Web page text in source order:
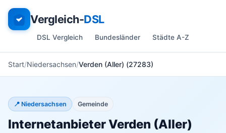
Vergleich-DSL
DSL Vergleich Bundesländer Städte A-Z
Start Niedersachsen Verden (Aller) (27283)
📍 Niedersachsen Gemeinde
Internetanbieter Verden (Aller)